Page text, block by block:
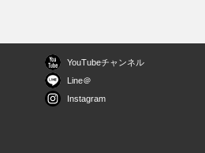
YouTubeチャンネル
Line＠
Instagram